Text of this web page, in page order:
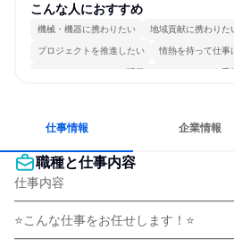
こんな人におすすめ
機械・機器に携わりたい 地域貢献に携わりた
プロジェクトを推進したい 情熱を持って仕事
コミュニケーションが活発 チームワークを重
仕事情報 企業情報
職種と仕事内容
仕事内容
⭐こんな仕事をお任せします！⭐